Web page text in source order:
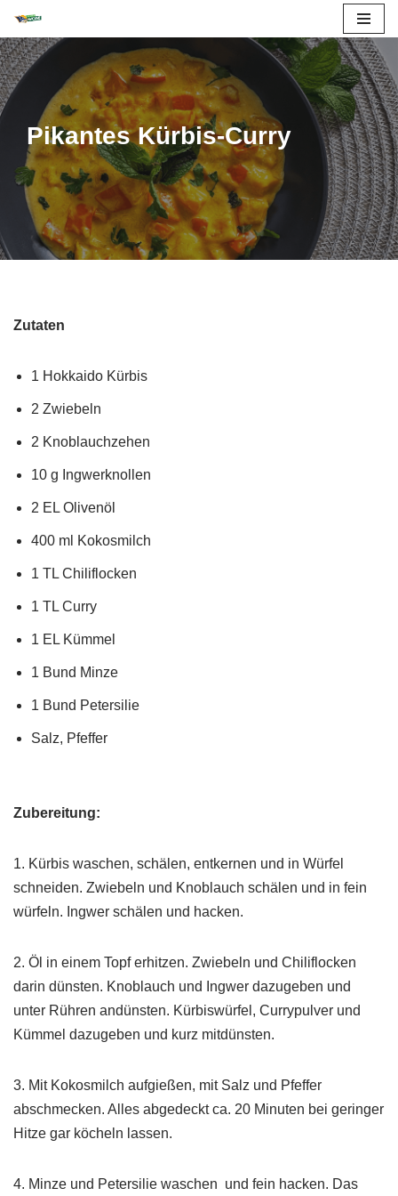
Zum
Inhalt
springen
Pikantes Kürbis-Curry
Zutaten
1 Hokkaido Kürbis
2 Zwiebeln
2 Knoblauchzehen
10 g Ingwerknollen
2 EL Olivenöl
400 ml Kokosmilch
1 TL Chiliflocken
1 TL Curry
1 EL Kümmel
1 Bund Minze
1 Bund Petersilie
Salz, Pfeffer
Zubereitung:
1. Kürbis waschen, schälen, entkernen und in Würfel
schneiden. Zwiebeln und Knoblauch schälen und in fein
würfeln. Ingwer schälen und hacken.
2. Öl in einem Topf erhitzen. Zwiebeln und Chiliflocken
darin dünsten. Knoblauch und Ingwer dazugeben und
unter Rühren andünsten. Kürbiswürfel, Currypulver und
Kümmel dazugeben und kurz mitdünsten.
3. Mit Kokosmilch aufgießen, mit Salz und Pfeffer
abschmecken. Alles abgedeckt ca. 20 Minuten bei geringer
Hitze gar köcheln lassen.
4. Minze und Petersilie waschen und fein hacken. Das